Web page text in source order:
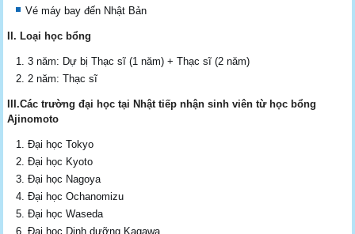
Vé máy bay đến Nhật Bản
II. Loại học bổng
3 năm: Dự bị Thạc sĩ (1 năm) + Thạc sĩ (2 năm)
2 năm: Thạc sĩ
III.Các trường đại học tại Nhật tiếp nhận sinh viên từ học bổng
Ajinomoto
Đại học Tokyo
Đại học Kyoto
Đại học Nagoya
Đại học Ochanomizu
Đại học Waseda
Đại học Dinh dưỡng Kagawa